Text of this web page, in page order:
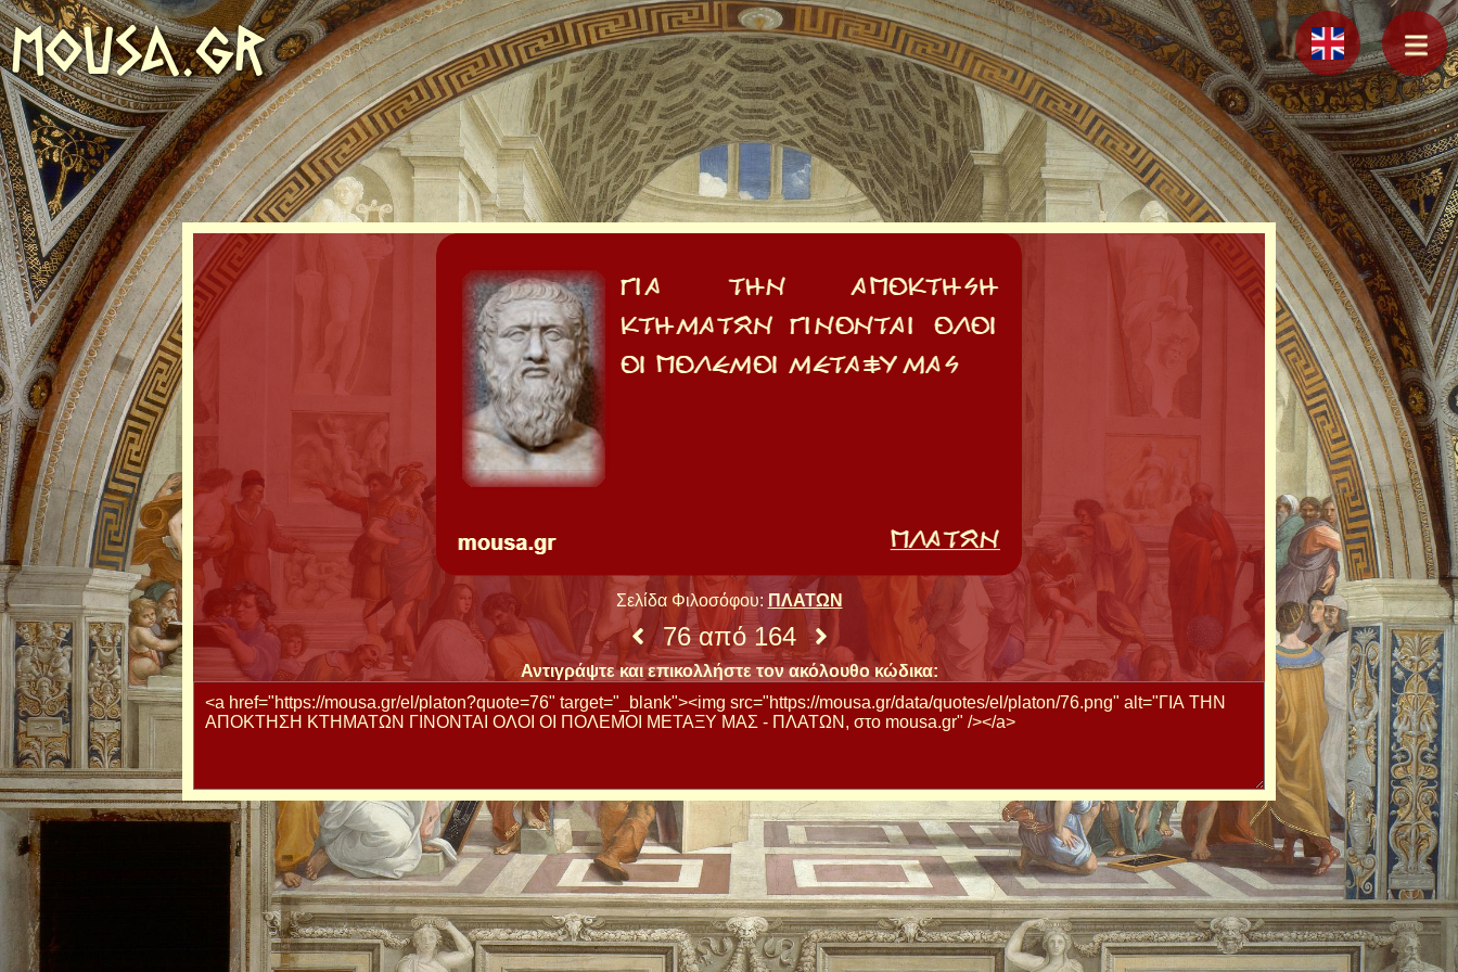
MOUSA.GR
Σελίδα Φιλοσόφου: ΠΛΑΤΩΝ
76 από 164
Αντιγράψτε και επικολλήστε τον ακόλουθο κώδικα: